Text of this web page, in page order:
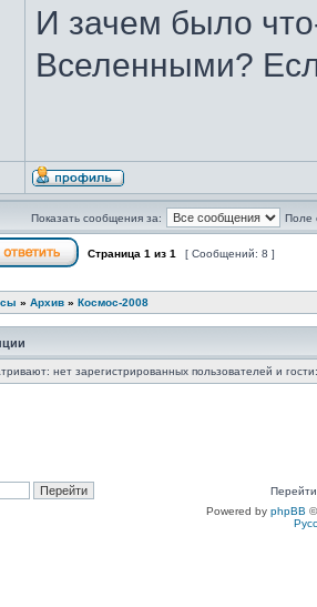
И зачем было
Вселенными?
Показать сообщения за: Поле
Страница 1 из 1 [ Сообщений: 8 ]
» Архив » Космос-2008
нет зарегистрированных пользователей и
Powered by phpBB